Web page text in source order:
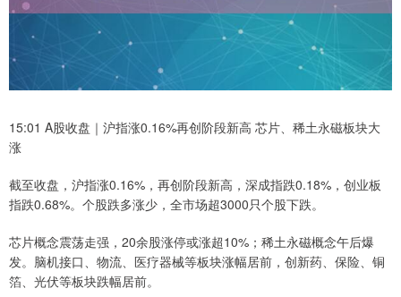
15:01 A股收盘｜沪指涨0.16%再创阶段新高 芯片、稀土永磁板块大
涨
截至收盘，沪指涨0.16%，再创阶段新高，深成指跌0.18%，创业板
指跌0.68%。个股跌多涨少，全市场超3000只个股下跌。
芯片概念震荡走强，20余股涨停或涨超10%；稀土永磁概念午后爆
发。脑机接口、物流、医疗器械等板块涨幅居前，创新药、保险、铜
箔、光伏等板块跌幅居前。